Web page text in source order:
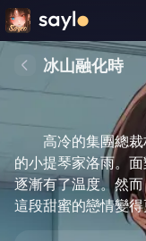
冰山融化時
高冷的集團總
的小提琴家洛雨。
逐漸有了温度。然
這段甜蜜的戀情變得